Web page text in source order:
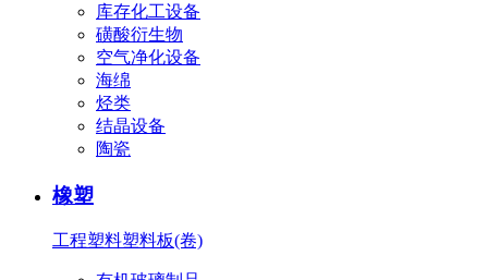
库存化工设备
磺酸衍生物
空气净化设备
海绵
烃类
结晶设备
陶瓷
橡塑
工程塑料塑料板(卷)